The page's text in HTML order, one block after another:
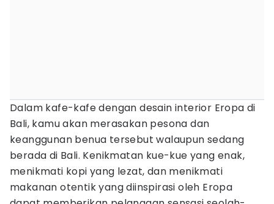
Dalam kafe-kafe dengan desain interior Eropa di
Bali, kamu akan merasakan pesona dan
keanggunan benua tersebut walaupun sedang
berada di Bali. Kenikmatan kue-kue yang enak,
menikmati kopi yang lezat, dan menikmati
makanan otentik yang diinspirasi oleh Eropa